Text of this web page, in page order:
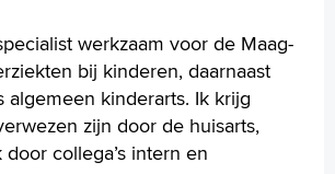
werkzaam voor de Maag-
bij kinderen, daarnaast
algemeen kinderarts. Ik krijg
zijn door de huisarts,
collega’s intern en